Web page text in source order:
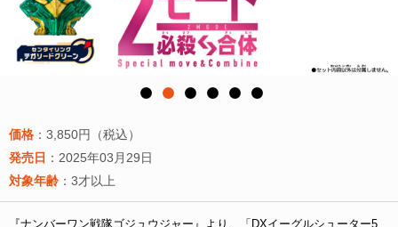
価格 ：3,850円（税込）
発売日 ：2025年03月29日
対象年齢 ：3才以上
『ナンバーワン戦隊ゴジュウジャー』より、「DXイーグルシューター5